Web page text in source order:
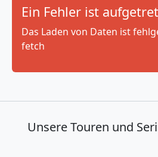
Ein Fehler ist
Das Laden von Daten ist
fetch
Unsere Touren und